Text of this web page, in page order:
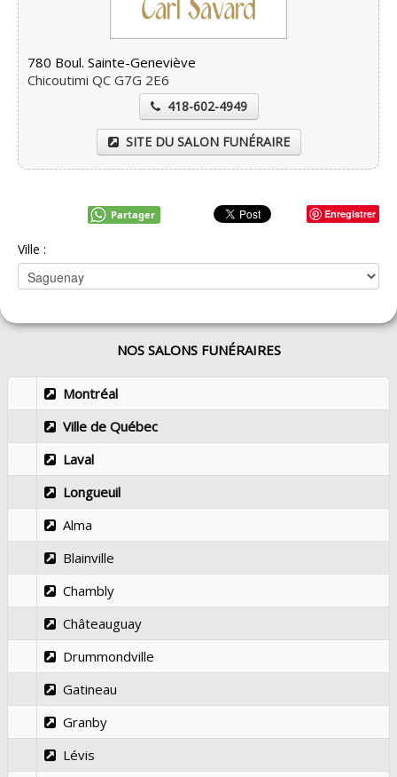
780 Boul. Sainte-Geneviève
Chicoutimi QC G7G 2E6
418-602-4949
SITE DU SALON FUNÉRAIRE
Enregistrer
Partager
Ville :
NOS SALONS FUNÉRAIRES
Montréal
Ville de Québec
Laval
Longueuil
Alma
Blainville
Chambly
Châteauguay
Drummondville
Gatineau
Granby
Lévis